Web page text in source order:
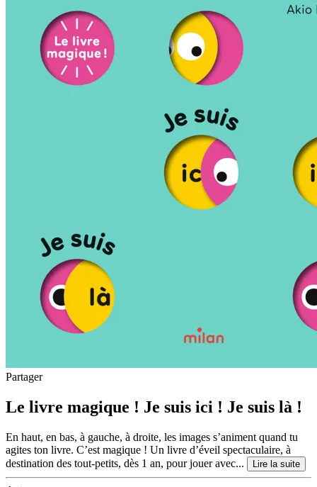
Partager
Le livre magique ! Je suis ici ! Je suis là !
En haut, en bas, à gauche, à droite, les images s’animent quand tu
agites ton livre. C’est magique ! Un livre d’éveil spectaculaire, à
destination des tout-petits, dès 1 an, pour jouer avec...
Lire la suite